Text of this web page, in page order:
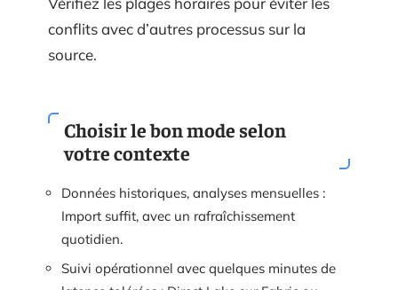
conflits avec d’autres processus sur la
source.
Choisir le bon mode selon
votre contexte
Données historiques, analyses mensuelles :
Import suffit, avec un rafraîchissement
quotidien.
Suivi opérationnel avec quelques minutes de